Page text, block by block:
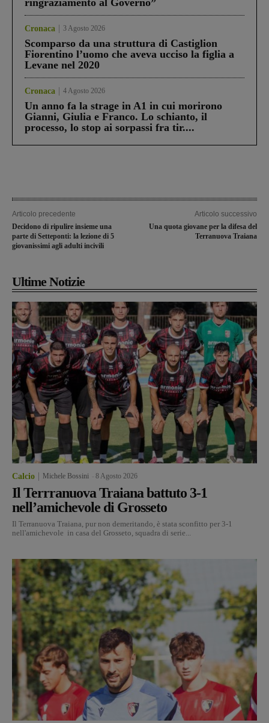
Cronaca 3 Agosto 2026
Scomparso da una struttura di Castiglion
Fiorentino l’uomo che aveva ucciso la figlia a
Levane nel 2020
Cronaca 4 Agosto 2026
Un anno fa la strage in A1 in cui morirono
Gianni, Giulia e Franco. Lo schianto, il
processo, lo stop ai sorpassi fra tir....
Articolo precedente
Decidono di ripulire insieme una
parte di Setteponti: la lezione di 5
giovanissimi agli adulti incivili
Articolo successivo
Una quota giovane per la difesa del
Terranuova Traiana
Ultime Notizie
Calcio Michele Bossini 8 Agosto 2026
Il Terrranuova Traiana battuto 3-1
nell’amichevole di Grosseto
Il Terranuova Traiana, pur non demeritando, è stata sconfitto per 3-1
nell'amichevole in casa del Grosseto, squadra di serie...